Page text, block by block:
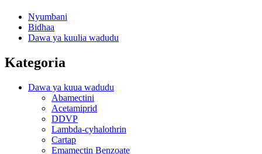
Nyumbani
Bidhaa
Dawa ya kuulia wadudu
Kategoria
Dawa ya kuua wadudu
Abamectini
Acetamiprid
DDVP
Lambda-cyhalothrin
Cartap
Emamectin Benzoate